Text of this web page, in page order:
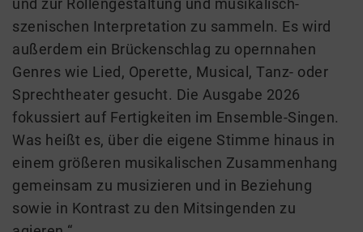
und zur Rollengestaltung und musikalisch-
szenischen Interpretation zu sammeln. Es wird
außerdem ein Brückenschlag zu opernnahen
Genres wie Lied, Operette, Musical, Tanz- oder
Sprechtheater gesucht. Die Ausgabe 2026
fokussiert auf Fertigkeiten im Ensemble-Singen.
Was heißt es, über die eigene Stimme hinaus in
einem größeren musikalischen Zusammenhang
gemeinsam zu musizieren und in Beziehung
sowie in Kontrast zu den Mitsingenden zu